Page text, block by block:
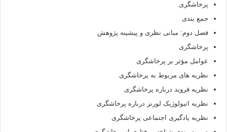
پرخاشگری
جمع بندی
فصل دوم: مبانی نظری و پیشینه پژوهش
پرخاشگری
عوامل مؤثر بر پرخاشگری
نظریه های مربوط به پرخاشگری
نظریه فروید درباره پرخاشگری
نظریه اتیولوژیک لورنز درباره پرخاشگری
نظریه یادگیری اجتماعی پرخاشگری